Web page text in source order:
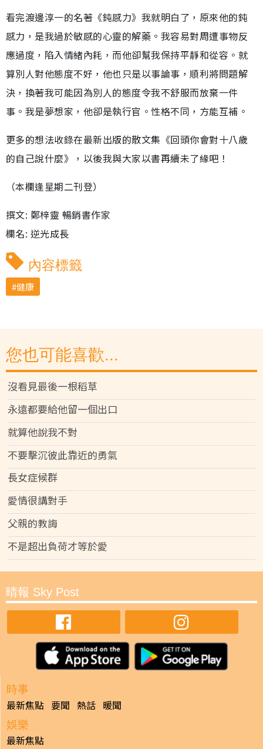
看完渡邊淳一的名著《鈍感力》我就明白了，原來他的鈍
感力，是我過於敏感的心靈的解藥。我容易對周遭事物反
應過度，陷入情緒內耗，而他卻幫我保持平靜和從容。就
算別人對他態度不好，他也只是以事論事，順利將問題解
決，換著我可能因為別人的態度令我不舒服而放棄一件
事。我是夢想家，他卻是執行官。性格不同，方能互補。
更多的想法收錄在最新出版的散文集《回頭你會對十八歲
的自己說什麼》，以後我與大家以書再續未了緣吧！
（本欄逢星期二刊登）
撰文: 鄭梓靈 暢銷書作家
欄名: 逆光成長
內容標籤
健康
您也可能喜歡...
沒看見最後一根稻草
永遠都要給他留一個出口
就算他說我不對
不要擊沉彼此靠近的勇氣
長女症候群
愛情很講對手
父親的教誨
不是超出負荷才等於愛
晴報 Sky Post
時事
最新焦點 要聞 熱話 暖聞
娛樂
最新焦點